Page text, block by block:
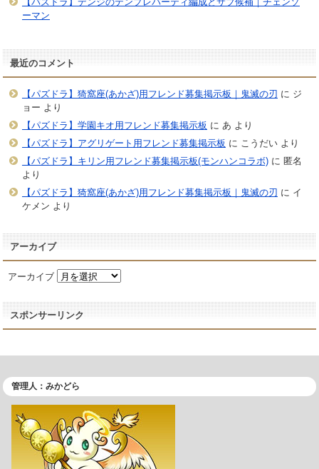
ーマン
最近のコメント
【パズドラ】猗窩座(あかざ)用フレンド募集掲示板｜鬼滅の刃 に ジ
ョー より
【パズドラ】学園キオ用フレンド募集掲示板 に あ より
【パズドラ】アグリゲート用フレンド募集掲示板 に こうだいより
【パズドラ】キリン用フレンド募集掲示板(モンハンコラボ)に 匿名
より
【パズドラ】猗窩座(あかざ)用フレンド募集掲示板｜鬼滅の刃 に イ
ケメン より
アーカイブ
アーカイブ
スポンサーリンク
管理人：みかどら